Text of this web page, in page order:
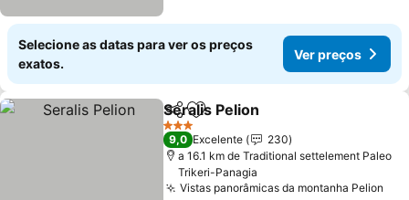
Selecione as datas para ver os preços
exatos.
Ver preços
PartilharAdicionar aos favoritos
Seralis Pelion
3 Estrelas
9,0 Excelente
230
a 16.1 km de Traditional settelement Paleo
Trikeri-Panagia
Vistas panorâmicas da montanha Pelion